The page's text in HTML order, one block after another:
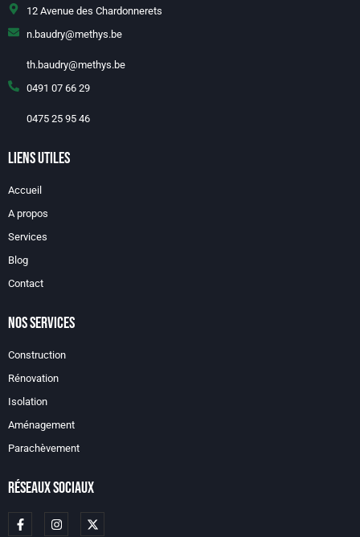
12 Avenue des Chardonnerets
n.baudry@methys.be
th.baudry@methys.be
0491 07 66 29
0475 25 95 46
Liens Utiles
Accueil
A propos
Services
Blog
Contact
Nos services
Construction
Rénovation
Isolation
Aménagement
Parachèvement
réseaux sociaux